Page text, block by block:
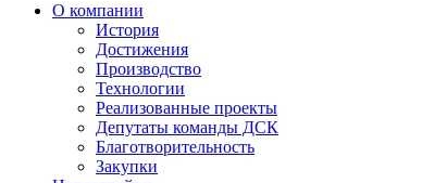
О компании
История
Достижения
Производство
Технологии
Реализованные проекты
Депутаты команды ДСК
Благотворительность
Закупки